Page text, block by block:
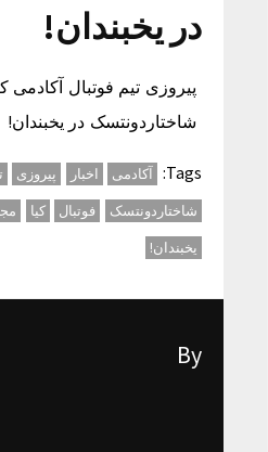
در یخبندان!
پیروزی تیم فوتبال آکادمی
شاختاردونتسک در یخبندان!
Tags: آکادمی اخبار پیروزی
شاختاردونتسک
فوتبال کیا
یخبندان!
By